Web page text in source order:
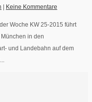
Keine Kommentare
Woche KW 25-2015 führt
in den
und Landebahn auf dem